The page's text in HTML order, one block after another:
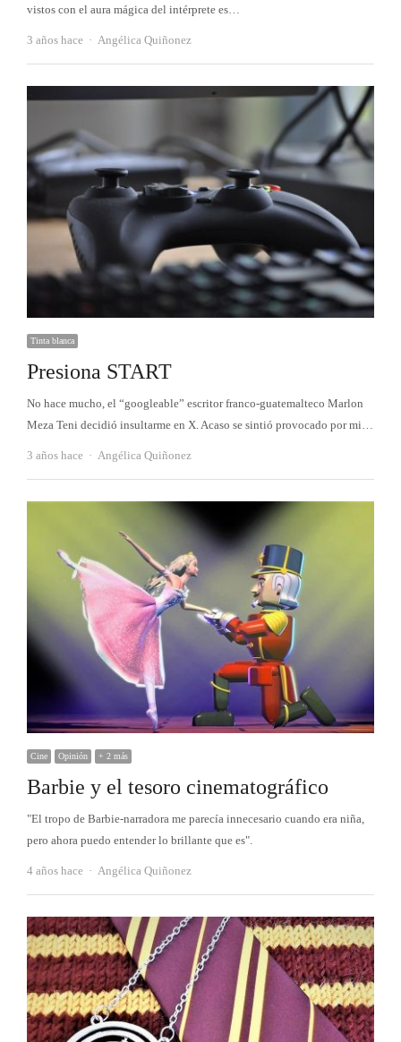
vistos con el aura mágica del intérprete es…
3 años hace Autor
Angélica Quiñonez
Tinta blanca
Presiona START
No hace mucho, el “googleable” escritor franco-guatemalteco Marlon
Meza Teni decidió insultarme en X. Acaso se sintió provocado por mi…
3 años hace Autor
Angélica Quiñonez
Cine Opinión + 2 más
Barbie y el tesoro cinematográfico
"El tropo de Barbie-narradora me parecía innecesario cuando era niña,
pero ahora puedo entender lo brillante que es".
4 años hace Autor
Angélica Quiñonez